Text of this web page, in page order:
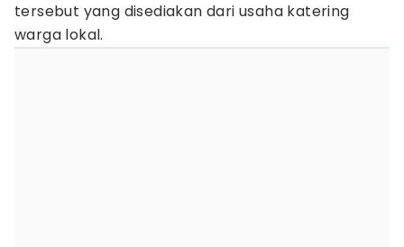
tersebut yang disediakan dari usaha katering
warga lokal.